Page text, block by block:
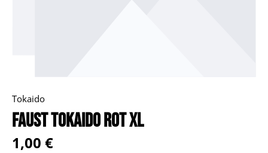
Tokaido
Faust Tokaido rot XL
Regulärer Preis:
1,00 €